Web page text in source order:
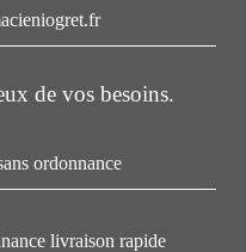
de vos besoins.
ordonnance
livraison rapide